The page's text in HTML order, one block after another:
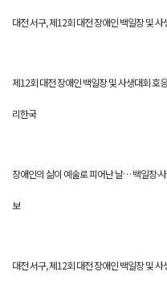
대전 서구, 제12회 대전 장애인 백일장 및 사
제12회 대전 장애인 백일장 및 사생대회 호
리한국
장애인의 삶이 예술로 피어난 날… 백일장·
보
대전 서구, 제12회 대전 장애인 백일장 및